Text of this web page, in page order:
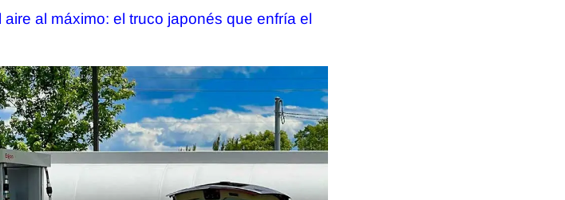
al máximo: el truco japonés que enfría el